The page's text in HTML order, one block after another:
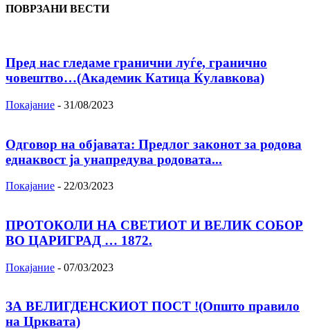
ПОВРЗАНИ ВЕСТИ
Пред нас гледаме гранични луѓе, гранично
човештво…(Академик Катица Ќулавкова)
Покајание - 31/08/2023
Одговор на објавата: Предлог законот за родова
еднаквост ја унапредува родовата...
Покајание - 22/03/2023
ПРОТОКОЛИ НА СВЕТИОТ И ВЕЛИК СОБОР
ВО ЦАРИГРАД … 1872.
Покајание - 07/03/2023
ЗА ВЕЛИГДЕНСКИОТ ПОСТ !(Општо правило
на Црквата)